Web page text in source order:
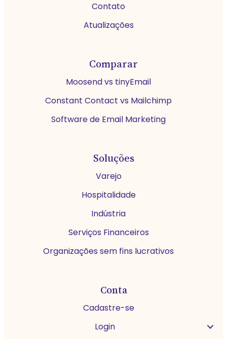
Contato
Atualizações
Comparar
Moosend vs tinyEmail
Constant Contact vs Mailchimp
Software de Email Marketing
Soluções
Varejo
Hospitalidade
Indústria
Serviços Financeiros
Organizações sem fins lucrativos
Conta
Cadastre-se
Login